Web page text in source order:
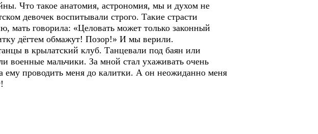
Что такое анатомия, астрономия, мы и духом не
девочек воспитывали строго. Такие страсти
мать говорила: «Целовать может только законный
дёгтем обмажут! Позор!» И мы верили.
в крылатский клуб. Танцевали под баян или
военные мальчики. За мной стал ухаживать очень
проводить меня до калитки. А он неожиданно меня